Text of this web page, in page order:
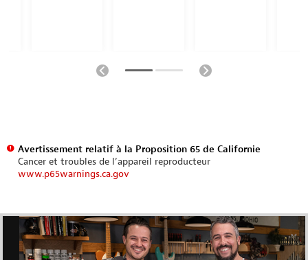
Avertissement relatif à la Proposition 65 de Californie
Cancer et troubles de l’appareil reproducteur
www.p65warnings.ca.gov